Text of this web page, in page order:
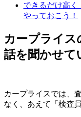
できるだけ高く
やっておこう！
カープライス
話を聞かせて
カープライスでは、
なく、あえて「検査